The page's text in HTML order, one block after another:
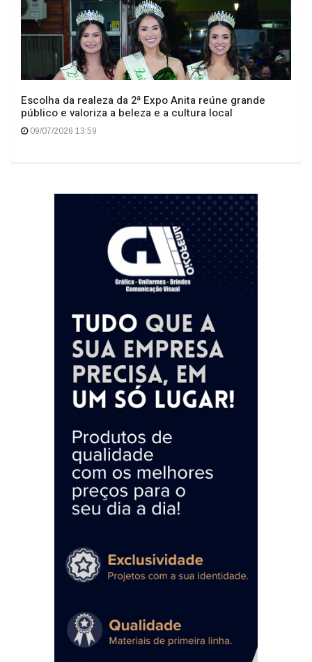
Escolha da realeza da 2ª Expo Anita reúne grande
público e valoriza a beleza e a cultura local
09/07/2026 13:59